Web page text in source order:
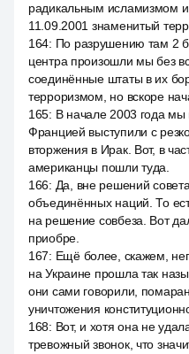
радикальным исламизмом и
11.09.2001 знаменитый
164: По разрушению там 2
центра произошли мы без
соединённые штаты в их
терроризмом, но вскоре
165: В начале 2003 года мы
Францией выступили с
вторжения в Ирак. Вот, в
американцы пошли туда.
166: Да, вне решений
объединённых наций. То
на решение совбеза. Вот
приобре.
167: Ещё более, скажем,
на Украине прошла так
они сами говорили,
уничтожения
168: Вот, и хотя она не
тревожный звонок, что